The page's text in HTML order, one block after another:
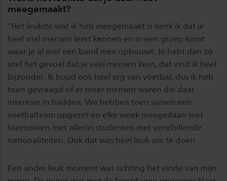
meegemaakt?
"Het leukste wat ik heb meegemaakt is denk ik dat je
heel snel mensen leert kennen en in een groep komt
waar je al snel een band mee opbouwt. Je hebt dan zó
snel het gevoel dat je veel mensen kent, dat vind ik heel
bijzonder. Ik houd ook heel erg van voetbal, dus ik heb
toen gevraagd of er meer mensen waren die daar
interesse in hadden. We hebben toen samen een
voetbalteam opgezet en elke week meegedaan met
toernooien met allerlei studenten met verschillende
nationaliteiten. Ook dat was heel leuk om te doen.
Een ander leuk moment was richting het einde van mijn